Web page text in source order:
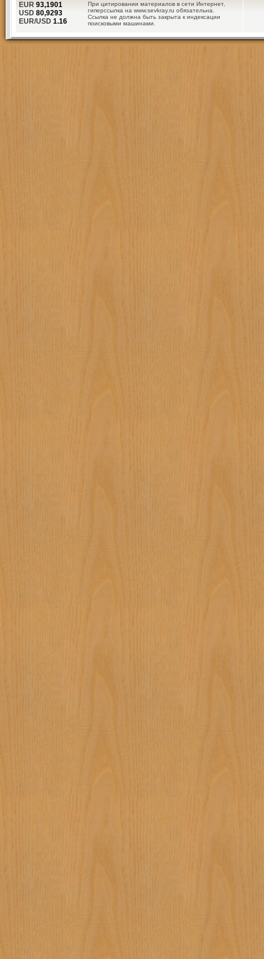
При цитировании материалов в сети Интернет,
гиперссылка на www.sevkray.ru обязательна.
Ссылка не должна быть закрыта к индексации
поисковыми машинами.
EUR 93,1901
USD 80,9293
EUR/USD 1.16